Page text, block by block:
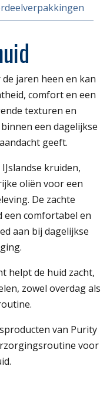
jaren heen en kan
comfort en een
texturen en
een dagelijkse
geeft.
kruiden,
oliën voor een
De zachte
een comfortabel en
aan bij dagelijkse
helpt de huid zacht,
zowel overdag als
van Purity
voor